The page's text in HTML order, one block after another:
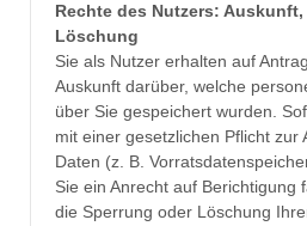
Rechte des Nutzers:
Löschung
Sie als Nutzer erhalten auf
Auskunft darüber, welche
über Sie gespeichert wurden.
mit einer gesetzlichen Pflicht zur
Daten (z. B.
Sie ein Anrecht auf Berichtigung
die Sperrung oder Löschung